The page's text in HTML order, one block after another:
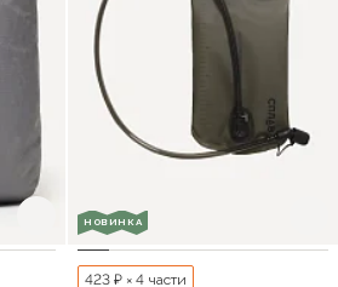
НОВИНКА
423 ₽ × 4 части